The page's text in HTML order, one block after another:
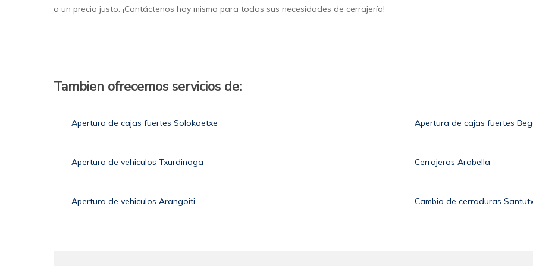
a un precio justo. ¡Contáctenos hoy mismo para todas sus necesidades de cerrajería!
Tambien ofrecemos servicios de:
Apertura de cajas fuertes Solokoetxe Apertura de cajas fuertes
Apertura de vehiculos Txurdinaga Cerrajeros Arabella
Apertura de vehiculos Arangoiti Cambio de cerraduras